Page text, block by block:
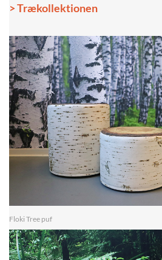
> Trækollektionen
Floki Tree puf